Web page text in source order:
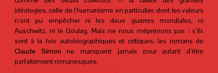
idéologies, celle de l’humanisme en particulier, dont les valeurs
n’ont pu empêcher ni les deux guerres mondiales, ni
Auschwitz, ni le Goulag. Mais ne nous méprenons pas : s’ils
sont à la fois autobiographiques et critiques, les romans de
Claude Simonne manquent jamais pour autant d’être
parfaitement romanesques.